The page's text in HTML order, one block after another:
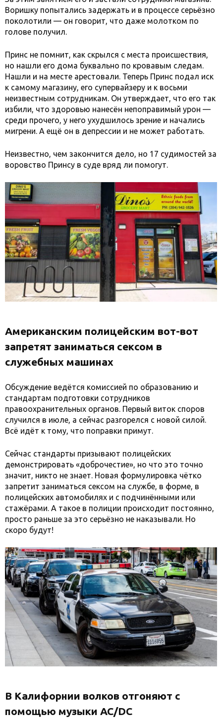
Воришку попытались задержать и в процессе серьёзно
поколотили — он говорит, что даже молотком по
голове получил.
Принс не помнит, как скрылся с места происшествия,
но нашли его дома буквально по кровавым следам.
Нашли и на месте арестовали. Теперь Принс подал иск
к самому магазину, его супервайзеру и к восьми
неизвестным сотрудникам. Он утверждает, что его так
избили, что здоровью нанесён непоправимый урон —
среди прочего, у него ухудшилось зрение и начались
мигрени. А ещё он в депрессии и не может работать.
Неизвестно, чем закончится дело, но 17 судимостей за
воровство Принсу в суде вряд ли помогут.
Американским полицейским вот-вот
запретят заниматься сексом в
служебных машинах
Обсуждение ведётся комиссией по образованию и
стандартам подготовки сотрудников
правоохранительных органов. Первый виток споров
случился в июле, а сейчас разгорелся с новой силой.
Всё идёт к тому, что поправки примут.
Сейчас стандарты призывают полицейских
демонстрировать «доброчестие», но что это точно
значит, никто не знает. Новая формулировка чётко
запретит заниматься сексом на службе, в форме, в
полицейских автомобилях и с подчинёнными или
стажёрами. А такое в полиции происходит постоянно,
просто раньше за это серьёзно не наказывали. Но
скоро будут!
В Калифорнии волков отгоняют с
помощью музыки AC/DC